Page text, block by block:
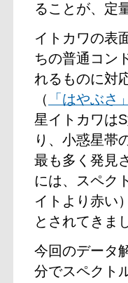
ることが、定
イトカワの表
ちの普通コン
れるものに対
（
「はやぶ
星イトカワは
り、小惑星帯
最も多く発見
には、スペク
イトより赤い
とされてきま
今回のデータ
分でスペクト